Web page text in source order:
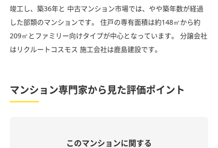
竣工し、築36年と 中古マンション市場では、やや築年数が経過
した部類のマンションです。 住戸の専有面積は約148㎡から約
209㎡とファミリー向けタイプが中心となっています。 分譲会社
はリクルートコスモス 施工会社は鹿島建設です。
マンション専門家から見た評価ポイント
このマンションに関する